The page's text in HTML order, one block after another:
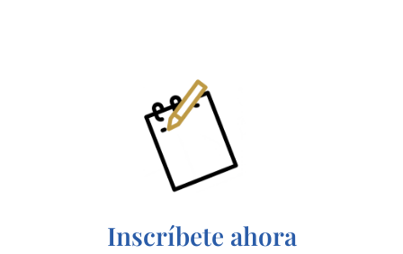
Inscríbete ahora